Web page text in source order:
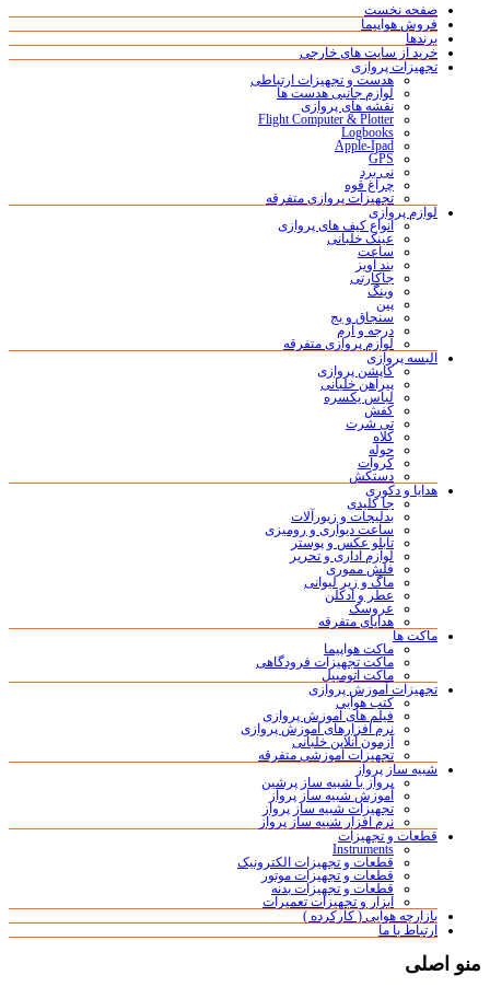
صفحه نخست
فروش هواپیما
برندها
خرید از سایت های خارجی
تجهیزات پروازی
هدست و تجهیزات ارتباطی
لوازم جانبی هدست ها
نقشه های پروازی
Flight Computer & Plotter
Logbooks
Apple-Ipad
GPS
نی برد
چراغ قوه
تجهیزات پروازی متفرقه
لوازم پروازی
انواع کیف های پروازی
عینک خلبانی
ساعت
بند آویز
جاکارتی
وینگ
پین
سنجاق و بج
درجه و آرم
لوازم پروازی متفرقه
البسه پروازی
کاپشن پروازی
پیراهن خلبانی
لباس یکسره
کفش
تی شرت
کلاه
حوله
کروات
دستکش
هدایا و دکوری
جا کلیدی
بدلیجات و زیورآلات
ساعت دیواری و رومیزی
تابلو عکس و پوستر
لوازم اداری و تحریر
فلش مموری
ماگ و زیر لیوانی
عطر و ادکلن
عروسک
هدایای متفرقه
ماکت ها
ماکت هواپیما
ماکت تجهیزات فرودگاهی
ماکت اتومبیل
تجهیزات آموزش پروازی
کتب هوایی
فیلم های آموزش پروازی
نرم افزارهای آموزش پروازی
آزمون آنلاین خلبانی
تجهیزات آموزشی متفرقه
شبیه ساز پرواز
پرواز با شبیه ساز پرشین
آموزش شبیه ساز پرواز
تجهیزات شبیه ساز پرواز
نرم افزار شبیه ساز پرواز
قطعات و تجهیزات
Instruments
قطعات و تجهیزات الکترونیک
قطعات و تجهیزات موتور
قطعات و تجهیزات بدنه
ابزار و تجهیزات تعمیرات
بازارچه هوایی ( کارکرده )
ارتباط با ما
منو اصلی